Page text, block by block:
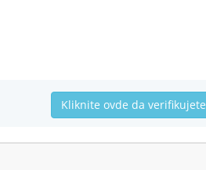
Kliknite ovde da